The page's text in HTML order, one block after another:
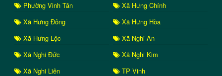
Phường Vinh Tân
Xã Hưng Chính
Xã Hưng Đông
Xã Hưng Hòa
Xã Hưng Lộc
Xã Nghi Ân
Xã Nghi Đức
Xã Nghi Kim
Xã Nghi Liên
TP Vinh